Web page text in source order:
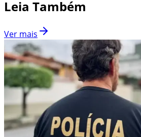
Leia Também
Ver mais